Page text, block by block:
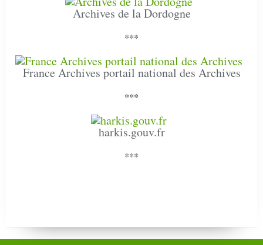
Archives de la Dordogne
***
France Archives portail national des Archives
***
harkis.gouv.fr
***